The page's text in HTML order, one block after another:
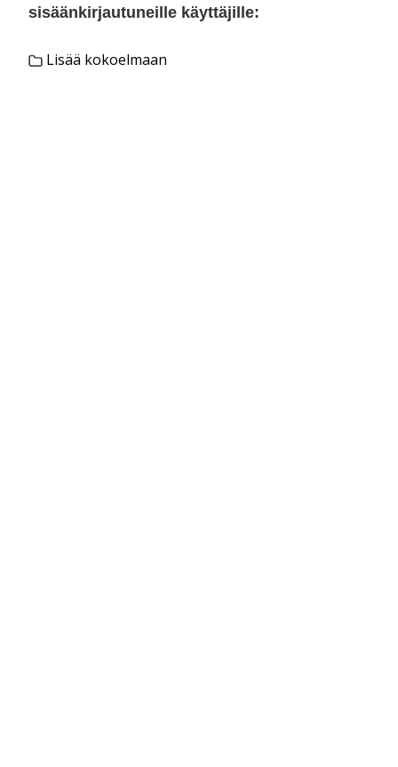
sisäänkirjautuneille käyttäjille:
Lisää kokoelmaan